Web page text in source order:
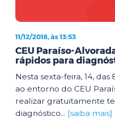
11/12/2018, às 13:53
CEU Paraíso-
rápidos para
Nesta sexta-feira, 14,
ao entorno do CEU
realizar gratuitamente
diagnóstico... [saiba mais]